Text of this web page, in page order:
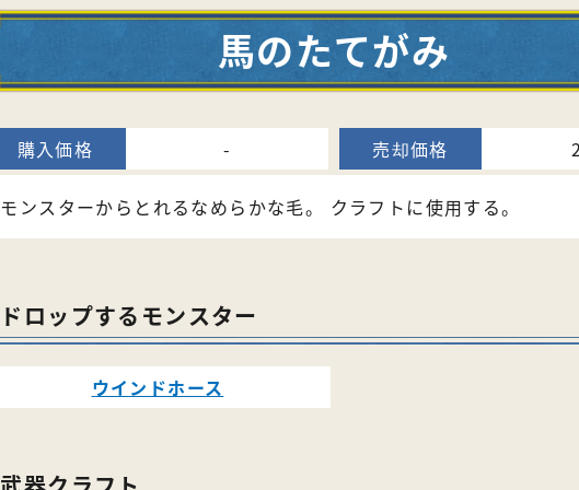
馬のたてがみ
-
モンスターからとれるなめらかな毛。 クラフトに使用する。
ドロップするモンスター
ウインドホース